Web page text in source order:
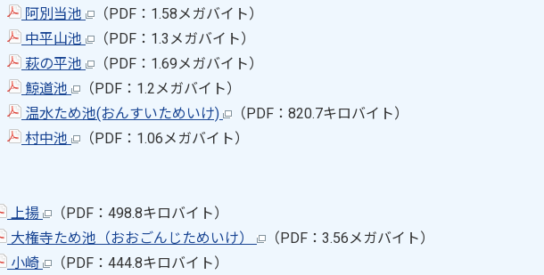
阿別当池
（PDF：1.58メガバイト）
中平山池
（PDF：1.3メガバイト）
萩の平池
（PDF：1.69メガバイト）
鯨道池
（PDF：1.2メガバイト）
温水ため池(おんすいためいけ)
（PDF：820.7キロバイト）
村中池 （PDF：1.06メガバイト）
上揚
（PDF：498.8キロバイト）
大権寺ため池（おおごんじためいけ）
（PDF：3.56メガバイト）
小崎
（PDF：444.8キロバイト）